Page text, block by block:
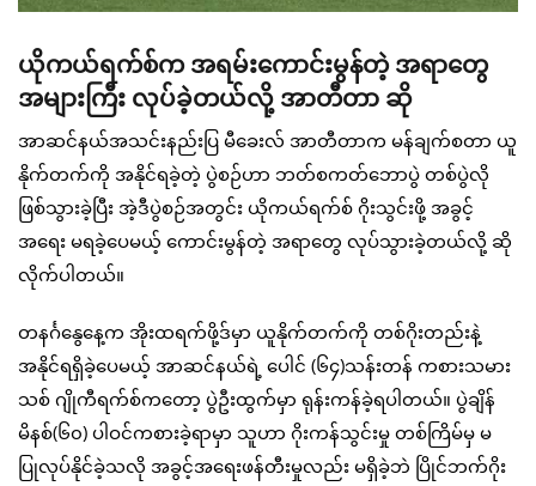
ယိုကယ်ရက်စ်က အရမ်းကောင်းမွန်တဲ့ အရာတွေ
အများကြီး လုပ်ခဲ့တယ်လို့ အာတီတာ ဆို
အာဆင်နယ်အသင်းနည်းပြ မီခေးလ် အာတီတာက မန်ချက်စတာ ယူ
နိုက်တက်ကို အနိုင်ရခဲ့တဲ့ ပွဲစဉ်ဟာ ဘတ်စကတ်ဘောပွဲ တစ်ပွဲလို
ဖြစ်သွားခဲ့ပြီး အဲ့ဒီပွဲစဉ်အတွင်း ယိုကယ်ရက်စ် ဂိုးသွင်းဖို့ အခွင့်
အရေး မရခဲ့ပေမယ့် ကောင်းမွန်တဲ့ အရာတွေ လုပ်သွားခဲ့တယ်လို့ ဆို
လိုက်ပါတယ်။
တနင်္ဂနွေနေ့က အိုးထရက်ဖို့ဒ်မှာ ယူနိုက်တက်ကို တစ်ဂိုးတည်းနဲ့
အနိုင်ရရှိခဲ့ပေမယ့် အာဆင်နယ်ရဲ့ ပေါင် (၆၄)သန်းတန် ကစားသမား
သစ် ဂျိုကီရက်စ်ကတော့ ပွဲဦးထွက်မှာ ရုန်းကန်ခဲ့ရပါတယ်။ ပွဲချိန်
မိနစ်(၆၀) ပါဝင်ကစားခဲ့ရာမှာ သူဟာ ဂိုးကန်သွင်းမှု တစ်ကြိမ်မှ မ
ပြုလုပ်နိုင်ခဲ့သလို အခွင့်အရေးဖန်တီးမှုလည်း မရှိခဲ့ဘဲ ပြိုင်ဘက်ဂိုး